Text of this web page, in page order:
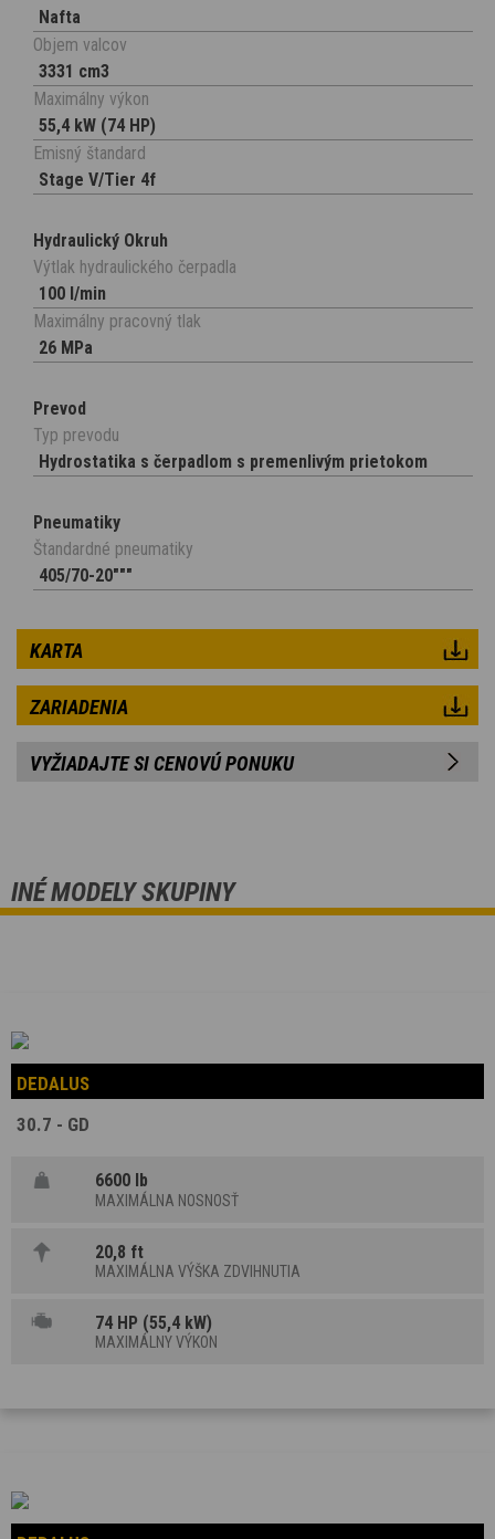
Nafta
Objem valcov
3331 cm3
Maximálny výkon
55,4 kW (74 HP)
Emisný štandard
Stage V/Tier 4f
Hydraulický Okruh
Výtlak hydraulického čerpadla
100 l/min
Maximálny pracovný tlak
26 MPa
Prevod
Typ prevodu
Hydrostatika s čerpadlom s premenlivým prietokom
Pneumatiky
Štandardné pneumatiky
405/70-20"""
KARTA
ZARIADENIA
VYŽIADAJTE SI CENOVÚ PONUKU
INÉ MODELY SKUPINY
DEDALUS
30.7 - GD
6600 lb
MAXIMÁLNA NOSNOSŤ
20,8 ft
MAXIMÁLNA VÝŠKA ZDVIHNUTIA
74 HP (55,4 kW)
MAXIMÁLNY VÝKON